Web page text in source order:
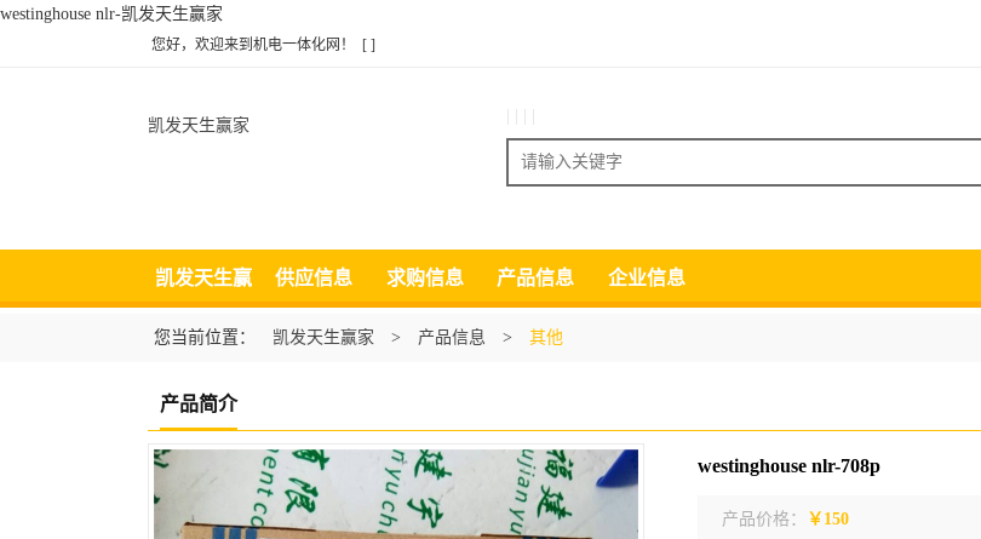
westinghouse nlr-凯发天生赢家
您好，欢迎来到机电一体化网！ [ ]
凯发天生赢家
搜索
凯发天生赢
家
供应信息 求购信息 产品信息 企业信息
您当前位置： 凯发天生赢家 > 产品信息 > 其他
产品简介
westinghouse nlr-708p
产品价格： ￥150